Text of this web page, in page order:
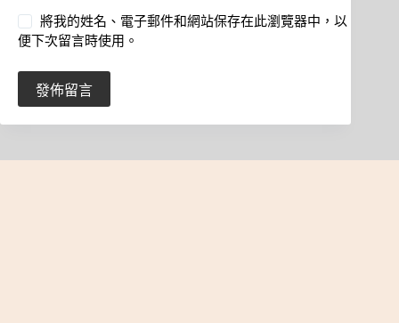
將我的姓名、電子郵件和網站保存在此瀏覽器中，以
便下次留言時使用。
發佈留言